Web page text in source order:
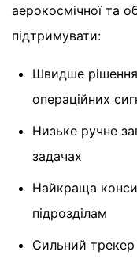
аерокосмічної та
підтримувати:
Швидше
операційних
Низьке ручне
задачах
Найкраща
підрозділам
Сильний трекер